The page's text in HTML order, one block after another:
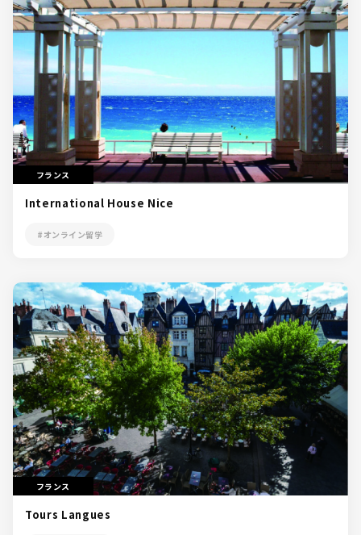
フランス
International House Nice
#オンライン留学
フランス
Tours Langues